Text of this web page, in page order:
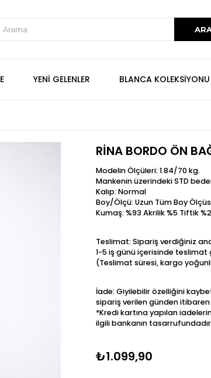
YENİ GELENLER BLANCA KOLEKSİYONU
RİNA BORDO ÖN
Modelin Ölçüleri: 1.84/70 kg.
Mankenin üzerindeki STD
Kalıp: Normal
Boy/Ölçü: Uzun Tüm Boy
Kumaş: %93 Akrilik %5 Tiftik
Teslimat: Sipariş verdiğiniz
1-5 iş günü içerisinde
(Teslimat süresi, kargo
İade: Giyilebilir özelliğini
sipariş verilen günden itibaren
*Kredi kartına yapılan
ilgili bankanın
₺1.099,90